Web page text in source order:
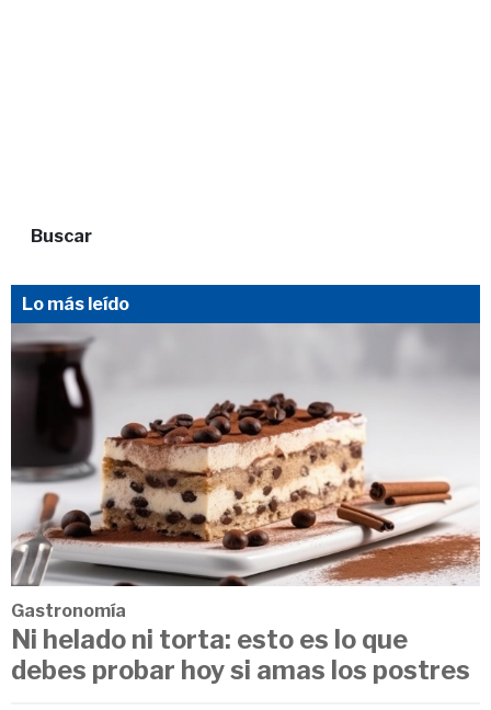
Buscar
Lo más leído
Gastronomía
Ni helado ni torta: esto es lo que
debes probar hoy si amas los postres